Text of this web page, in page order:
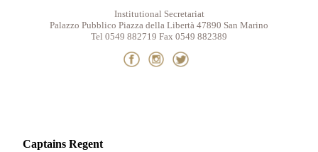
Institutional Secretariat
Palazzo Pubblico Piazza della Libertà 47890 San Marino
Tel 0549 882719 Fax 0549 882389
Captains Regent